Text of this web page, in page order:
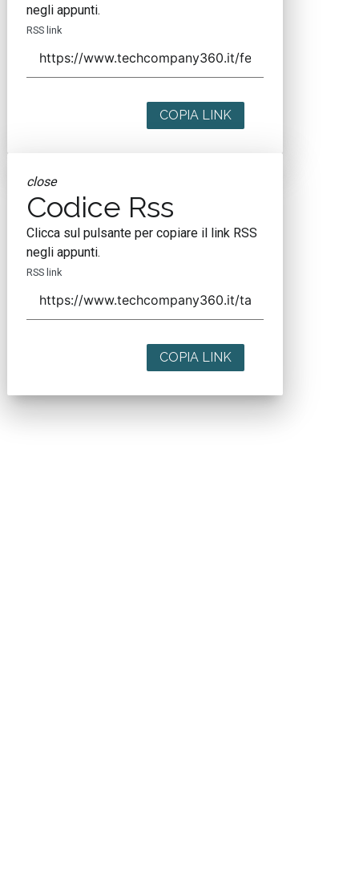
negli appunti.
RSS link
COPIA LINK
close
Codice Rss
Clicca sul pulsante per copiare il link RSS
negli appunti.
RSS link
COPIA LINK